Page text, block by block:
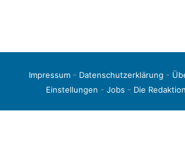
Impressum- Datenschutzerklärung -
Einstellungen - Jobs - Die Redaktion